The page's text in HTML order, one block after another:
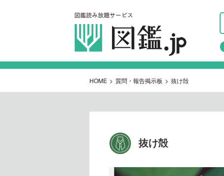
HOME > 質問・報告掲示板 > 抜け殻
抜け殻